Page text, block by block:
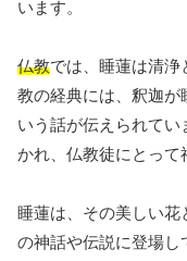
います。
仏教では、睡蓮は清浄
教の経典には、釈迦が
いう話が伝えられて
かれ、仏教徒にとって
睡蓮は、その美しい花
の神話や伝説に登場し